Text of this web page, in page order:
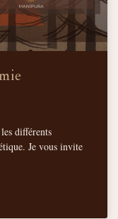
différents
Je vous invite